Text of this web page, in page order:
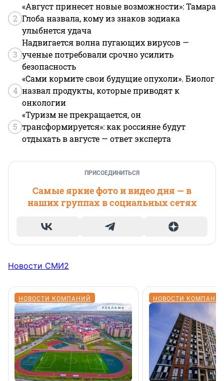
2
«Август принесет новые возможности»: Тамара
Глоба назвала, кому из знаков зодиака
улыбнется удача
3
Надвигается волна пугающих вирусов —
ученые потребовали срочно усилить
безопасность
4
«Сами кормите свои будущие опухоли». Биолог
назвал продукты, которые приводят к
онкологии
5
«Туризм не прекращается, он
трансформируется»: как россияне будут
отдыхать в августе — ответ эксперта
ПРИСОЕДИНИТЬСЯ
Самые яркие фото и видео дня — в
наших группах в социальных сетях
Новости СМИ2
НОВОСТИ КОМПАНИЙ НОВОСТИ